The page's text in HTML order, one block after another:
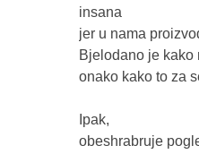
insana
jer u nama
Bjelodano je kako
onako kako to za
Ipak,
obeshrabruje